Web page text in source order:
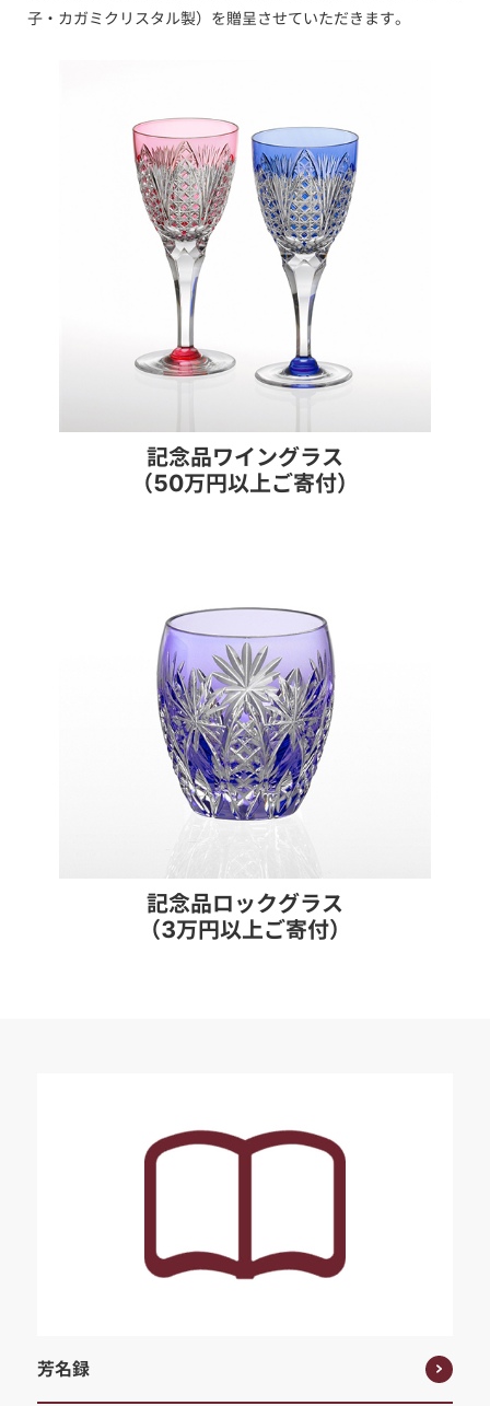
子・カガミクリスタル製）を贈呈させていただきます。
記念品ワイングラス
（50万円以上ご寄付）
記念品ロックグラス
（3万円以上ご寄付）
芳名録